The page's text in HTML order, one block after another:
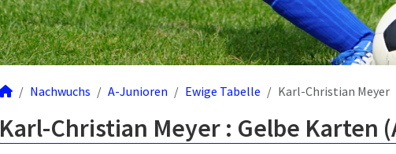
Nachwuchs A-Junioren Ewige Tabelle Karl-Christian Meyer
Karl-Christian Meyer : Gelbe Karten